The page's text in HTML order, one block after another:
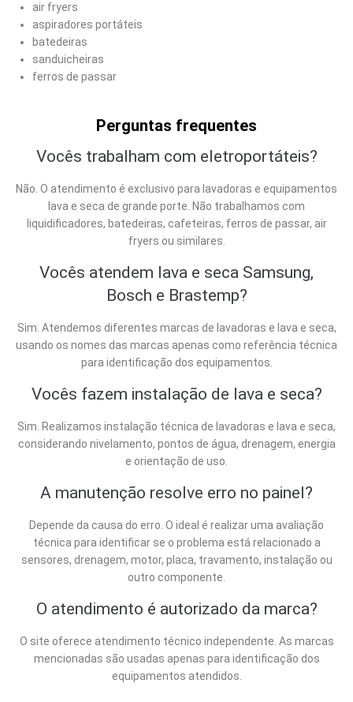
air fryers
aspiradores portáteis
batedeiras
sanduicheiras
ferros de passar
Perguntas frequentes
Vocês trabalham com eletroportáteis?
Não. O atendimento é exclusivo para lavadoras e equipamentos
lava e seca de grande porte. Não trabalhamos com
liquidificadores, batedeiras, cafeteiras, ferros de passar, air
fryers ou similares.
Vocês atendem lava e seca Samsung,
Bosch e Brastemp?
Sim. Atendemos diferentes marcas de lavadoras e lava e seca,
usando os nomes das marcas apenas como referência técnica
para identificação dos equipamentos.
Vocês fazem instalação de lava e seca?
Sim. Realizamos instalação técnica de lavadoras e lava e seca,
considerando nivelamento, pontos de água, drenagem, energia
e orientação de uso.
A manutenção resolve erro no painel?
Depende da causa do erro. O ideal é realizar uma avaliação
técnica para identificar se o problema está relacionado a
sensores, drenagem, motor, placa, travamento, instalação ou
outro componente.
O atendimento é autorizado da marca?
O site oferece atendimento técnico independente. As marcas
mencionadas são usadas apenas para identificação dos
equipamentos atendidos.